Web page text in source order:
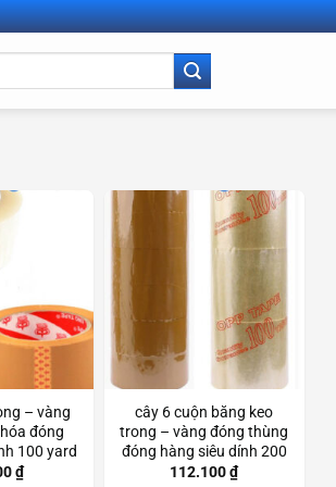
– vàng
đóng
100 yard
₫
cây 6 cuộn băng keo
trong – vàng đóng thùng
đóng hàng siêu dính 200
yard Scd3894
112.100₫